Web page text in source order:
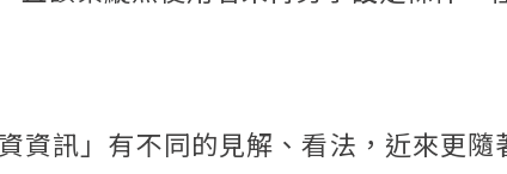
資訊」有不同的見解、看法，近來更